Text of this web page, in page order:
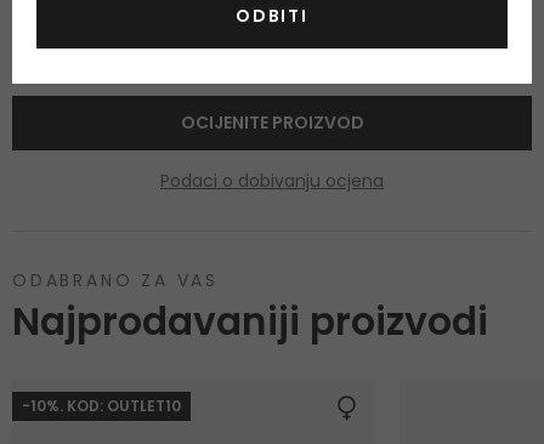
Još nema recenzija za ovaj proizvod.
OCIJENITE PROIZVOD
Podaci o dobivanju ocjena
ODABRANO ZA VAS
Najprodavaniji proizvodi
-10%. KOD: OUTLET10
ODBITI